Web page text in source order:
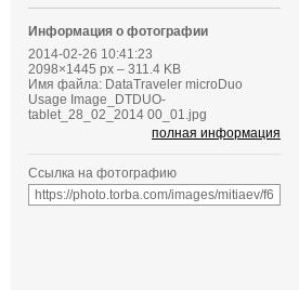
Информация о фотографии
2014-02-26 10:41:23
2098×1445 px – 311.4 KB
Имя файла: DataTraveler microDuo
Usage Image_DTDUO-
tablet_28_02_2014 00_01.jpg
полная информация
Ссылка на фотографию